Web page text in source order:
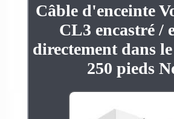
Câble d'enceinte
CL3 encastré /
directement dans
250 pieds